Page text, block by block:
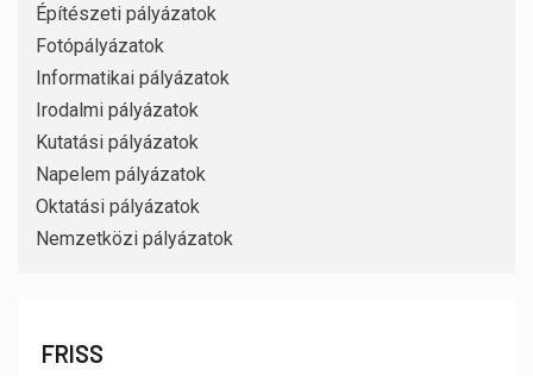
Építészeti pályázatok
Fotópályázatok
Informatikai pályázatok
Irodalmi pályázatok
Kutatási pályázatok
Napelem pályázatok
Oktatási pályázatok
Nemzetközi pályázatok
FRISS